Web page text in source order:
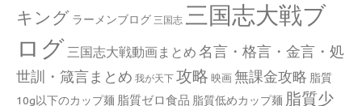
キング ラーメンブログ 三国志 三国志大戦ブ
ログ 三国志大戦動画まとめ 名言・格言・金言・処
世訓・箴言まとめ 我が天下 攻略 映画 無課金攻略 脂質
10g以下のカップ麺 脂質ゼロ食品 脂質低めカップ麺 脂質少